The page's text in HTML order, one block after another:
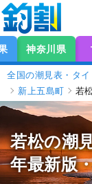
神奈川県
全国の潮見表・タ
新上五島町
若
若松の潮
年最新版